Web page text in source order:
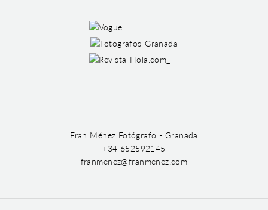
Fran Ménez Fotógrafo - Granada
+34 652592145
franmenez@franmenez.com